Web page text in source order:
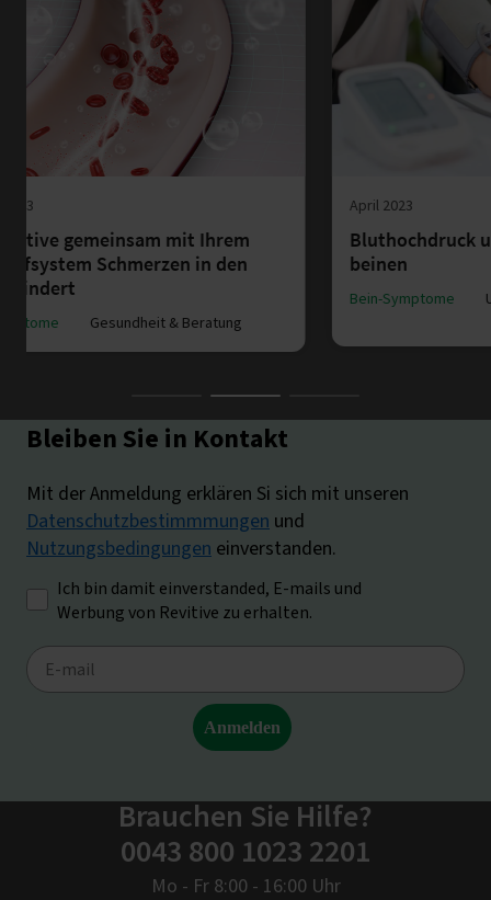
Bluthochdruck und schmerzen in den
beinen
Bein-Symptome Ursachen und Bedingungen
Why
Bein-
Brauchen Sie Hilfe?
0043 800 1023 2201
Mo - Fr 8:00 - 16:00 Uhr